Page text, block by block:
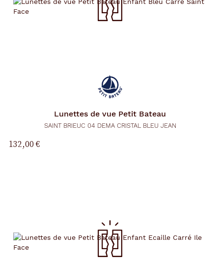
Lunettes de vue Petit Bateau
SAINT BRIEUC 04 DEMA CRISTAL BLEU JEAN
132,00 €